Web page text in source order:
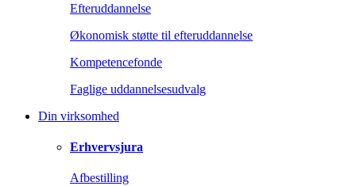
Efteruddannelse
Økonomisk støtte til efteruddannelse
Kompetencefonde
Faglige uddannelsesudvalg
Din virksomhed
Erhvervsjura
Afbestilling